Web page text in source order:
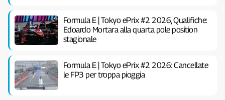
Formula E | Tokyo ePrix #2 2026, Qualifiche:
Edoardo Mortara alla quarta pole position
stagionale
Formula E | Tokyo ePrix #2 2026: Cancellate
le FP3 per troppa pioggia